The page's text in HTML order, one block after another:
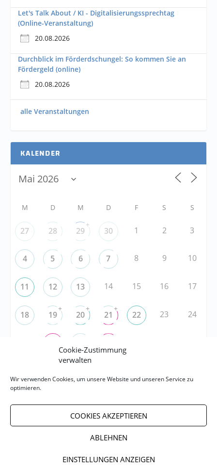
Cookie-Zustimmung
verwalten
Wir verwenden Cookies, um unsere Website und unseren Service zu
optimieren.
COOKIES AKZEPTIEREN
ABLEHNEN
EINSTELLUNGEN ANZEIGEN
Let's Talk About / KI - Digitalisierungssprechtag
(Online-Veranstaltung)
20.08.2026
Durchblick im Förderdschungel: So kommen Sie an
Fördergeld (online)
20.08.2026
alle Veranstaltungen
KALENDER
M D M D F S S
27 28 29
+
30 1 2 3
4 5 6 7 8 9 10
11 12 13 14 15 16 17
18 19
+
20
+
21
+
22 23 24
RSS
RSS-FEED abonnieren